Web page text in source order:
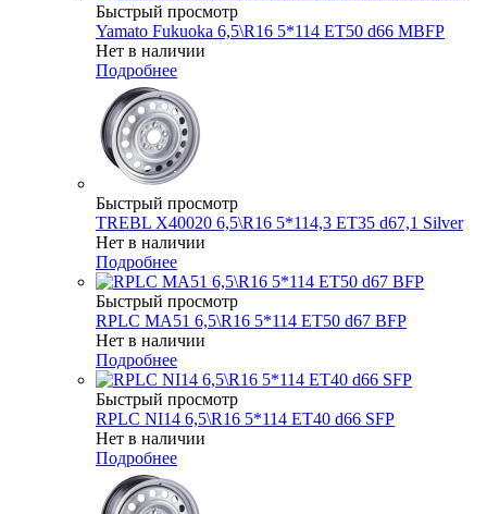
Быстрый просмотр
Yamato Fukuoka 6,5\R16 5*114 ET50 d66 MBFP
Нет в наличии
Подробнее
Быстрый просмотр
TREBL X40020 6,5\R16 5*114,3 ET35 d67,1 Silver
Нет в наличии
Подробнее
Быстрый просмотр
RPLC MA51 6,5\R16 5*114 ET50 d67 BFP
Нет в наличии
Подробнее
Быстрый просмотр
RPLC NI14 6,5\R16 5*114 ET40 d66 SFP
Нет в наличии
Подробнее